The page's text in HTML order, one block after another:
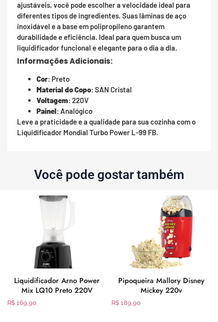
ajustáveis, você pode escolher a velocidade ideal para
diferentes tipos de ingredientes. Suas lâminas de aço
inoxidável e a base em polipropileno garantem
durabilidade e eficiência. Ideal para quem busca um
liquidificador funcional e elegante para o dia a dia.
Informações Adicionais:
Cor: Preto
Material do Copo: SAN Cristal
Voltagem: 220V
Painel: Analógico
Leve a praticidade e a qualidade para sua cozinha com o
Liquidificador Mondial Turbo Power L-99 FB.
Você pode gostar também
Liquidificador Arno Power
Mix LQ10 Preto 220V
R$ 169,90
Pipoqueira Mallory Disney
Mickey 220v
R$ 189,90